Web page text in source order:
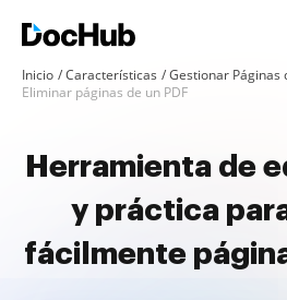
Inicio Características
Gestionar Páginas
Eliminar páginas de un PDF
Herramienta de
y práctica
fácilmente